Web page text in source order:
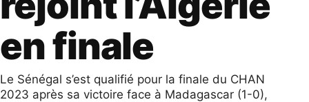
en finale
Le Sénégal s’est qualifié pour la finale du CHAN
2023 après sa victoire face à Madagascar (1-0),